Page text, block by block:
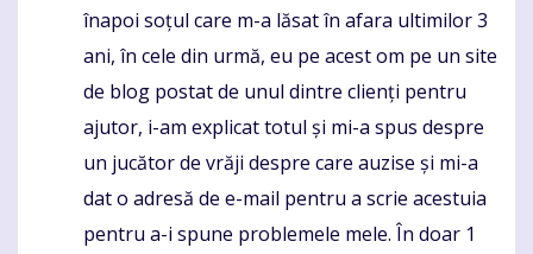
înapoi soțul care m-a lăsat în afara ultimilor 3
ani, în cele din urmă, eu pe acest om pe un site
de blog postat de unul dintre clienți pentru
ajutor, i-am explicat totul și mi-a spus despre
un jucător de vrăji despre care auzise și mi-a
dat o adresă de e-mail pentru a scrie acestuia
pentru a-i spune problemele mele. În doar 1